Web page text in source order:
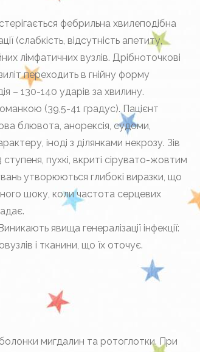
фебрильна хвилеподібна
(слабкість, відсутність апетиту,
лімфатичних вузлів. Дрібноточкові
переходить в гнійну форму
– 130-140 ударів за хвилину.
(39,5-41 градус). Пацієнт
блювота, анорексія, судоми,
іноді з ділянками некрозу. Зів
пухкі, вкриті сірувато-жовтим
утворюються глибокі виразки, що
шоку, коли частота серцевих
явища генералізації інфекції:
і тканини, що їх оточує.
мигдалин та ротоглотки. При